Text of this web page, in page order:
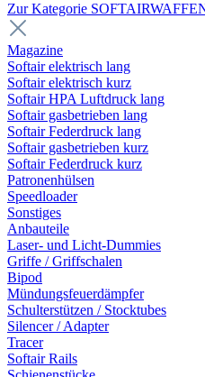
Zur Kategorie
Magazine
Softair elektrisch lang
Softair elektrisch kurz
Softair HPA Luftdruck lang
Softair gasbetrieben lang
Softair Federdruck lang
Softair gasbetrieben kurz
Softair Federdruck kurz
Patronenhülsen
Speedloader
Sonstiges
Anbauteile
Laser- und Licht-Dummies
Griffe / Griffschalen
Bipod
Mündungsfeuerdämpfer
Schulterstützen / Stocktubes
Silencer / Adapter
Tracer
Softair Rails